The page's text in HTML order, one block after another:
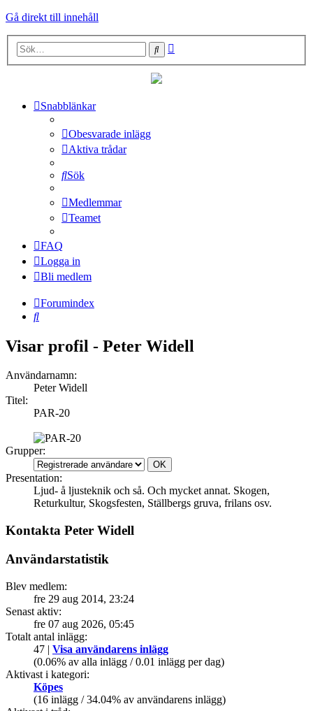
Gå direkt till innehåll
Sök
Snabblänkar
Obesvarade inlägg
Aktiva trådar
Sök
Medlemmar
Teamet
FAQ
Logga in
Bli medlem
Forumindex
Sök
Visar profil - Peter Widell
Användarnamn:
Peter Widell
Titel:
PAR-20
Grupper:
Presentation:
Ljud- å ljusteknik och så. Och mycket annat. Skogen,
Returkultur, Skogsfesten, Ställbergs gruva, frilans osv.
Kontakta Peter Widell
Användarstatistik
Blev medlem:
fre 29 aug 2014, 23:24
Senast aktiv:
fre 07 aug 2026, 05:45
Totalt antal inlägg:
47 | Visa användarens inlägg
(0.06% av alla inlägg / 0.01 inlägg per dag)
Aktivast i kategori:
Köpes
(16 inlägg / 34.04% av användarens inlägg)